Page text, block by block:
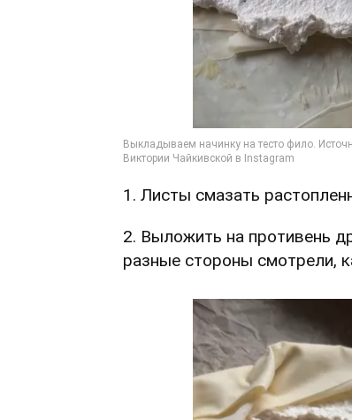
1. Листы смазать
2. Выложить на противень
разные стороны смотрели,